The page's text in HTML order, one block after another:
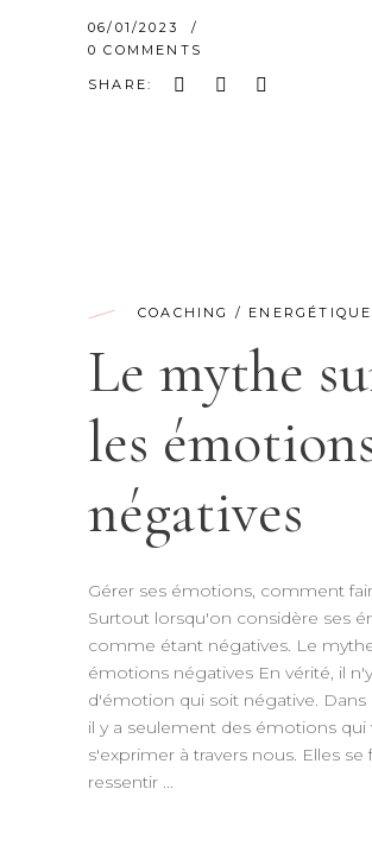
06/01/2023
0 COMMENTS
SHARE:
COACHING / ENERGÉTIQUE
Le mythe
les
négatives
Gérer ses émotions, comment
Surtout lorsqu'on considère ses
comme étant négatives. Le
émotions négatives En vérité, il
d'émotion qui soit négative. Dans
il y a seulement des émotions qui
s'exprimer à travers nous. Elles se
ressentir